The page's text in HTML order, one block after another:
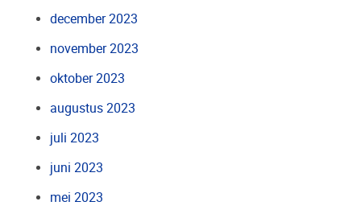
december 2023
november 2023
oktober 2023
augustus 2023
juli 2023
juni 2023
mei 2023